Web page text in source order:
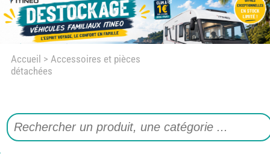
Accueil > Accessoires et pièces
détachées